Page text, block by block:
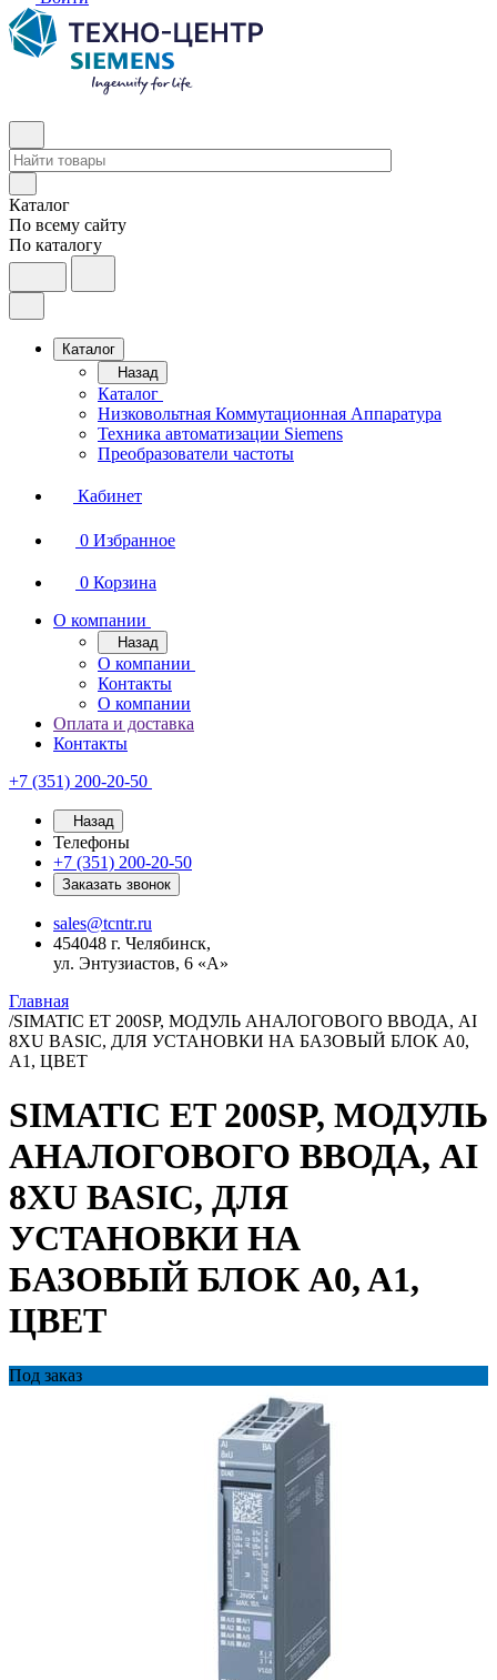
Каталог
По всему сайту
По каталогу
Каталог
Назад
Каталог
Низковольтная Коммутационная Аппаратура
Техника автоматизации Siemens
Преобразователи частоты
Кабинет
0 Избранное
0 Корзина
О компании
Назад
О компании
Контакты
О компании
Оплата и доставка
Контакты
+7 (351) 200-20-50
Назад
Телефоны
+7 (351) 200-20-50
Заказать звонок
sales@tcntr.ru
454048 г. Челябинск,
ул. Энтузиастов, 6 «А»
Главная
/SIMATIC ET 200SP, МОДУЛЬ АНАЛОГОВОГО ВВОДА, AI
8XU BASIC, ДЛЯ УСТАНОВКИ НА БАЗОВЫЙ БЛОК A0,
A1, ЦВЕТ
SIMATIC ET 200SP, МОДУЛЬ
АНАЛОГОВОГО ВВОДА, AI
8XU BASIC, ДЛЯ
УСТАНОВКИ НА
БАЗОВЫЙ БЛОК A0, A1,
ЦВЕТ
Под заказ